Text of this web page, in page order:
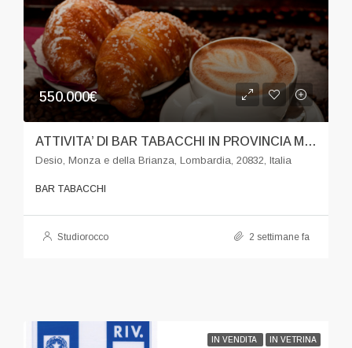
550.000€
ATTIVITA’ DI BAR TABACCHI IN PROVINCIA MONZA BRIANZA
Desio, Monza e della Brianza, Lombardia, 20832, Italia
BAR TABACCHI
Studiorocco 2 settimane fa
IN VENDITA IN VETRINA